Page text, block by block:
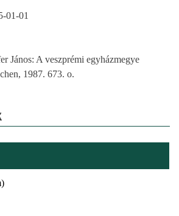
01-01
János: A veszprémi egyházmegye
1987. 673. o.